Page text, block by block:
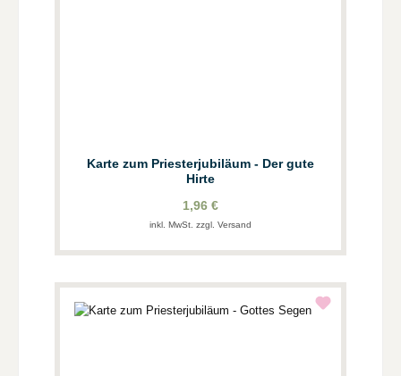
Karte zum Priesterjubiläum - Der gute
Hirte
1,96 €
inkl. MwSt. zzgl. Versand